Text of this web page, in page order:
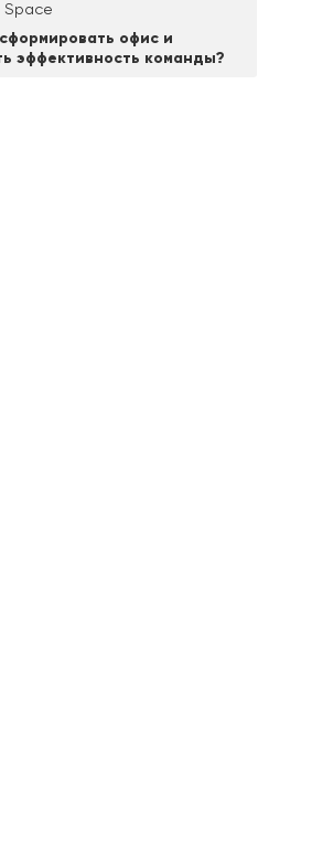
Space
офис и
эффективность команды?